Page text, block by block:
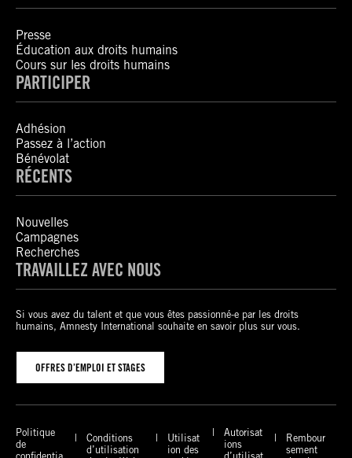
Presse
Éducation aux droits humains
Cours sur les droits humains
PARTICIPER
Adhésion
Passez à l’action
Bénévolat
RÉCENTS
Nouvelles
Campagnes
Recherches
TRAVAILLEZ AVEC NOUS
Si vous avez du talent et que vous êtes passionné-e par les droits
humains, Amnesty International souhaite en savoir plus sur vous.
OFFRES D’EMPLOI ET STAGES
Politique
de
Conditions
d’utilisation
Utilisat
ion des
Autorisat
ions
Rembour
sement